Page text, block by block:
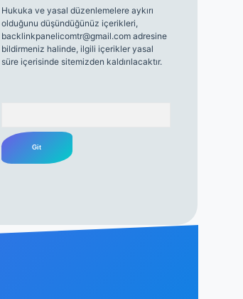
Hukuka ve yasal düzenlemelere aykırı
olduğunu düşündüğünüz içerikleri,
backlinkpanelicomtr@gmail.comadresine
bildirmeniz halinde, ilgili içerikler yasal
süre içerisinde sitemizden kaldırılacaktır.